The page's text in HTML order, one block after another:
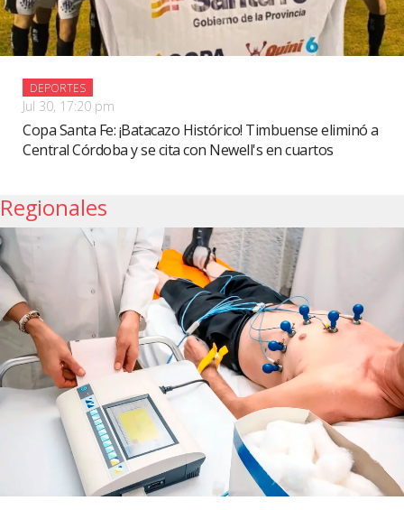
DEPORTES
Jul 30, 17:20 pm
Copa Santa Fe: ¡Batacazo Histórico! Timbuense eliminó a
Central Córdoba y se cita con Newell's en cuartos
Regionales